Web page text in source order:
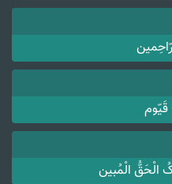
قَیّوم
الْحَقُّ الْمُبین